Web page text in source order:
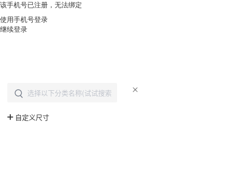
该手机号已注册，无法绑定
使用手机号登录
继续登录